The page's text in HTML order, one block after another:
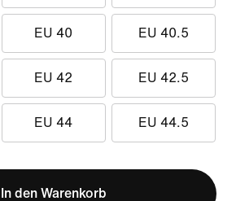
EU 40 EU 40.5
EU 42 EU 42.5
EU 44 EU 44.5
In den Warenkorb